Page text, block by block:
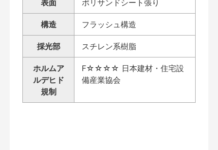
表面 ポリサンドシート張り
構造 フラッシュ構造
採光部 スチレン系樹脂
ホルムア
ルデヒド
規制
F☆☆☆☆ 日本建材・住宅設
備産業協会